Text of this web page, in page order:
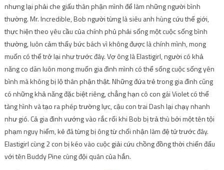
nhưng lại phải che giấu thân phận mình để làm những người bình
thường. Mr. Incredible, Bob người từng là siêu anh hùng cứu thế giới,
thực hiện theo yêu cầu của chính phủ phải sống một cuộc sống bình
thường, luôn cảm thấy bức bách vì không được là chính mình, mong
muốn có thể trở lại như trước đây. Vợ ông là Elastigirl, người có khả
năng co dãn luôn mong muốn gia đình mình có thể sống cuộc sống yên
bình mà không bị lộ thân phận thật. Những đứa trẻ trong gia đình cũng
có những khả năng đặc biệt riêng, chẳng hạn cô con gái Violet có thể
tàng hình và tạo ra phép trường lực, cậu con trai Dash lại chạy nhanh
như gió. Cả gia đình vướng vào rắc rối khi Bob bị trả thù bởi một tên tội
phạm nguy hiểm, kẻ đã từng bị ông từ chối nhận làm đệ tử trước đây.
Elastigirl cùng 2 con bị kéo vào cuộc giải cứu chồng đồng thời chiến đấu
với tên Buddy Pine cùng đội quân của hắn.